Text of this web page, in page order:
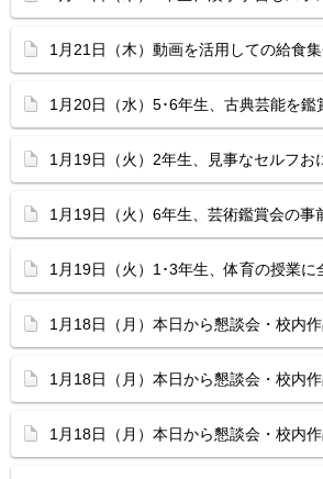
1月21日（木）動画を活用しての給食
1月20日（水）5･6年生、古典芸能を鑑
1月19日（火）2年生、見事なセルフお
1月19日（火）6年生、芸術鑑賞会の事
1月19日（火）1･3年生、体育の授業に
1月18日（月）本日から懇談会・校内
1月18日（月）本日から懇談会・校内
1月18日（月）本日から懇談会・校内